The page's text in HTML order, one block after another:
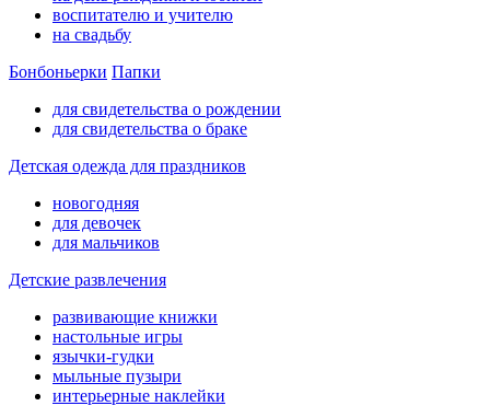
воспитателю и учителю
на свадьбу
Бонбоньерки Папки
для свидетельства о рождении
для свидетельства о браке
Детская одежда для праздников
новогодняя
для девочек
для мальчиков
Детские развлечения
развивающие книжки
настольные игры
язычки-гудки
мыльные пузыри
интерьерные наклейки